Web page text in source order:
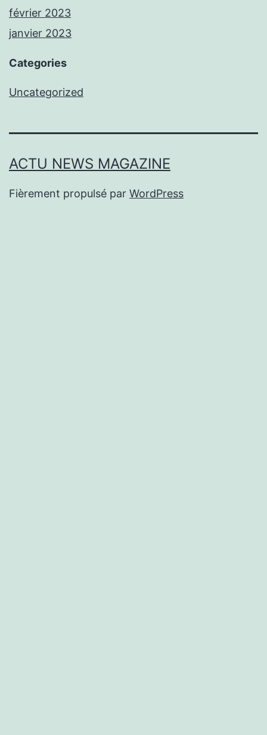
février 2023
janvier 2023
Categories
Uncategorized
ACTU NEWS MAGAZINE
Fièrement propulsé par WordPress